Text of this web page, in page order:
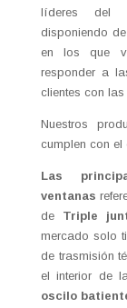
líderes del
disponiendo
en los que
responder a
clientes con
Nuestros
cumplen con
Las
ventanas
de Triple
mercado solo
de trasmisión
el interior de
oscilo